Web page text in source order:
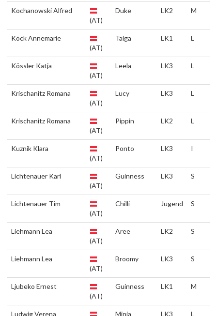
Kochanowski Alfred
(AT)
Duke LK2 M
Köck Annemarie
(AT)
Taiga LK1 L
Kössler Katja
(AT)
Leela LK3 L
Krischanitz Romana
(AT)
Lucy LK3 L
Krischanitz Romana
(AT)
Pippin LK2 L
Kuznik Klara
(AT)
Ponto LK3 I
Lichtenauer Karl
(AT)
Guinness LK3 S
Lichtenauer Tim
(AT)
Chilli Jugend S
Liehmann Lea
(AT)
Aree LK2 S
Liehmann Lea
(AT)
Broomy LK3 S
Ljubeko Ernest
(AT)
Guinness LK1 M
Ludwig Verena Minja LK3 L